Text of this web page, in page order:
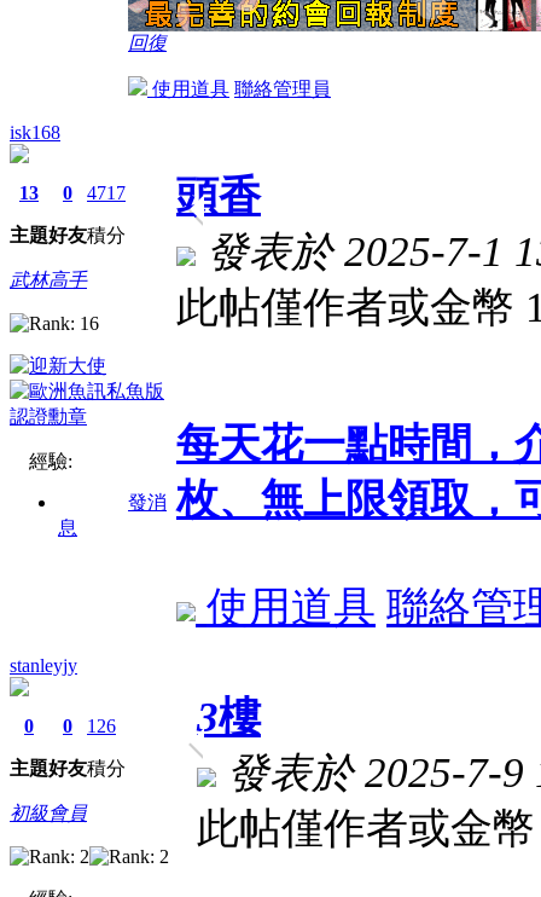
回復
使用道具 聯絡管理員
isk168
13
主題
0
好友
4717
積分
武林高手
經驗:
發消
息
頭香
發表於 2025-7-1
此帖僅作者或金幣
每天花一點時間，
枚、無上限領取，
使用道具 聯絡管
stanleyjy
0
主題
0
好友
126
積分
初級會員
3樓
發表於 2025-7-9
此帖僅作者或金